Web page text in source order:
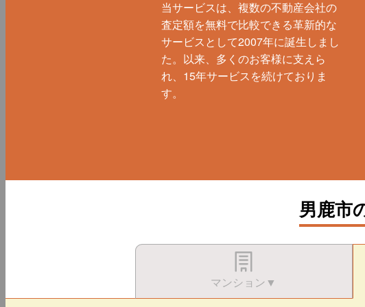
当サービスは、複数の不動産会社の
査定額を無料で比較できる革新的な
サービスとして2007年に誕生しまし
た。以来、多くのお客様に支えら
れ、15年サービスを続けておりま
す。
男鹿市
マンション▼